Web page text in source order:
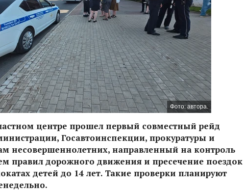
Фото: автора.
центре прошел первый совместный рейд
Госавтоинспекции, прокуратуры и
несовершеннолетних, направленный на контроль
правил дорожного движения и пресечение поездок
детей до 14 лет. Такие проверки планируют